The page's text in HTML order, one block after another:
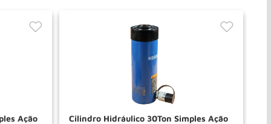
Ação
Cilindro Hidráulico 30Ton Simples Ação